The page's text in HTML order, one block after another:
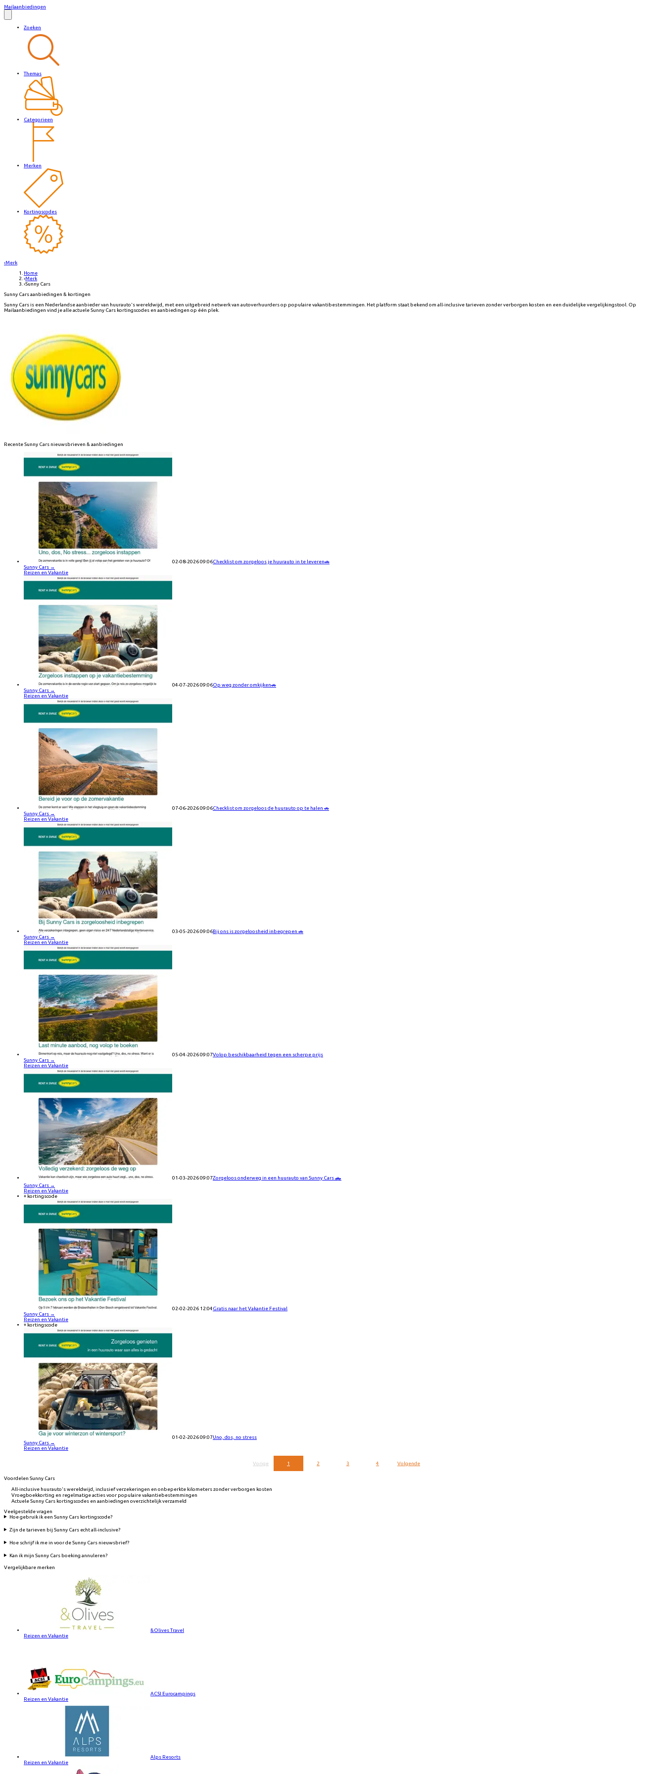
Mailaanbiedingen
Zoeken
Themas
Categorieen
Merken
Kortingscodes
‹Merk
Home
›Merk
›Sunny Cars
Sunny Cars aanbiedingen & kortingen
Sunny Cars is een Nederlandse aanbieder van huurauto's wereldwijd, met een uitgebreid netwerk van autoverhuurders op populaire vakantibestemmingen. Het platform staat bekend om all-inclusive tarieven zonder verborgen kosten en een duidelijke vergelijkingstool. Op
Mailaanbiedingen vind je alle actuele Sunny Cars kortingscodes en aanbiedingen op één plek.
RecenteSunny Cars nieuwsbrieven & aanbiedingen
02-08-2026 09:06Checklist om zorgeloos je huurauto in te leveren🚗
Sunny Cars →
Reizen en Vakantie
04-07-2026 09:06Op weg zonder omkijken🚗
Sunny Cars →
Reizen en Vakantie
07-06-2026 09:06Checklist om zorgeloos de huurauto op te halen 🚗
Sunny Cars →
Reizen en Vakantie
03-05-2026 09:06Bij ons is zorgeloosheid inbegrepen 🚗
Sunny Cars →
Reizen en Vakantie
05-04-2026 09:07Volop beschikbaarheid tegen een scherpe prijs
Sunny Cars →
Reizen en Vakantie
01-03-2026 09:07Zorgeloos onderweg in een huurauto van Sunny Cars 🛻
Sunny Cars →
Reizen en Vakantie
+ kortingscode
02-02-2026 12:04Gratis naar het Vakantie Festival
Sunny Cars →
Reizen en Vakantie
+ kortingscode
01-02-2026 09:07Uno, dos, no stress
Sunny Cars →
Reizen en Vakantie
Vorige 1 2 3 4 Volgende
Voordelen Sunny Cars
All-inclusive huurauto's wereldwijd, inclusief verzekeringen en onbeperkte kilometers zonder verborgen kosten
Vroegboekkorting en regelmatige acties voor populaire vakantiebestemmingen
Actuele Sunny Cars kortingscodes en aanbiedingen overzichtelijk verzameld
Veelgestelde vragen
Hoe gebruik ik een Sunny Cars kortingscode?
Zijn de tarieven bij Sunny Cars echt all-inclusive?
Hoe schrijf ik me in voor de Sunny Cars nieuwsbrief?
Kan ik mijn Sunny Cars boeking annuleren?
Vergelijkbare merken
&Olives Travel
Reizen en Vakantie
ACSI Eurocampings
Reizen en Vakantie
Alps Resorts
Reizen en Vakantie